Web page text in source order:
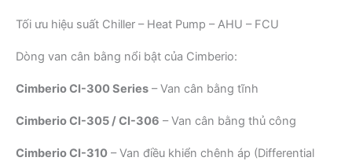
Tối ưu hiệu suất Chiller – Heat Pump – AHU – FCU
Dòng van cân bằng nổi bật của Cimberio:
Cimberio CI-300 Series – Van cân bằng tĩnh
Cimberio CI-305 / CI-306 – Van cân bằng thủ công
Cimberio CI-310 – Van điều khiển chênh áp (Differential